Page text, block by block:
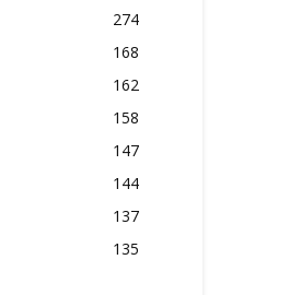
274
168
162
158
147
144
137
135